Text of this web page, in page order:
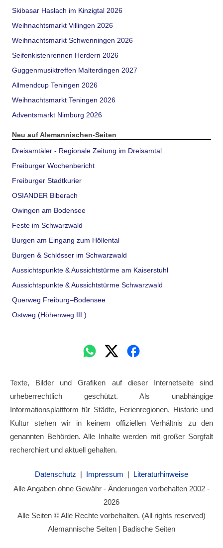
Skibasar Haslach im Kinzigtal 2026
Weihnachtsmarkt Villingen 2026
Weihnachtsmarkt Schwenningen 2026
Seifenkistenrennen Herdern 2026
Guggenmusiktreffen Malterdingen 2027
Allmendcup Teningen 2026
Weihnachtsmarkt Teningen 2026
Adventsmarkt Nimburg 2026
Neu auf Alemannischen-Seiten
Dreisamtäler - Regionale Zeitung im Dreisamtal
Freiburger Wochenbericht
Freiburger Stadtkurier
OSIANDER Biberach
Owingen am Bodensee
Feste im Schwarzwald
Burgen am Eingang zum Höllental
Burgen & Schlösser im Schwarzwald
Aussichtspunkte & Aussichtstürme am Kaiserstuhl
Aussichtspunkte & Aussichtstürme Schwarzwald
Querweg Freiburg–Bodensee
Ostweg (Höhenweg III.)
Texte, Bilder und Grafiken auf dieser Internetseite sind
urheberrechtlich geschützt. Als unabhängige
Informationsplattform für Städte, Ferienregionen, Historie und
Kultur stehen wir in keinem offiziellen Verhältnis zu den
genannten Behörden. Alle Inhalte werden mit großer Sorgfalt
recherchiert und aktuell gehalten.
Datenschutz | Impressum | Literaturhinweise
Alle Angaben ohne Gewähr - Änderungen vorbehalten 2002 -
2026
Alle Seiten © Alle Rechte vorbehalten. (All rights reserved)
Alemannische Seiten | Badische Seiten